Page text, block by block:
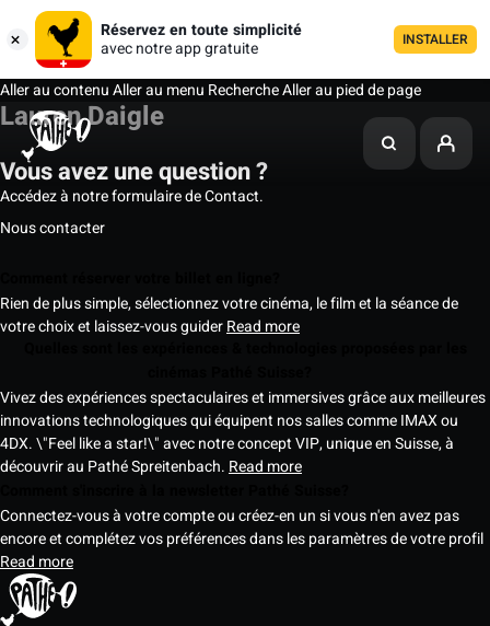
Réservez en toute simplicité
avec notre app gratuite
INSTALLER
Aller au contenuAller au menu RechercheAller au pied de page
Lauren Daigle
Vous avez une question ?
Accédez à notre formulaire de Contact.
Nous contacter
Rien de plus simple, sélectionnez votre cinéma, le film et la séance de
votre choix et laissez-vous guiderRead more
Vivez des expériences spectaculaires et immersives grâce aux meilleures
innovations technologiques qui équipent nos salles comme IMAX ou
4DX. \"Feel like a star!\" avec notre concept VIP, unique en Suisse, à
découvrir au Pathé Spreitenbach. Read more
Connectez-vous à votre compte ou créez-en un si vous n'en avez pas
encore et complétez vos préférences dans les paramètres de votre profil
Read more